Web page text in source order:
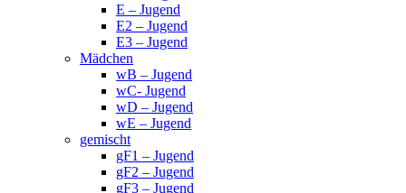
E – Jugend
E2 – Jugend
E3 – Jugend
Mädchen
wB – Jugend
wC- Jugend
wD – Jugend
wE – Jugend
gemischt
gF1 – Jugend
gF2 – Jugend
gF3 – Jugend